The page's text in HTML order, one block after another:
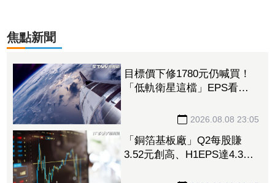
焦點新聞
目標價下修1780元仍喊買！
「低軌衛星這檔」EPS看至
2026.08.08 23:05
「銅箔基板廠」Q2每股賺
3.52元創高、H1EPS達4.39